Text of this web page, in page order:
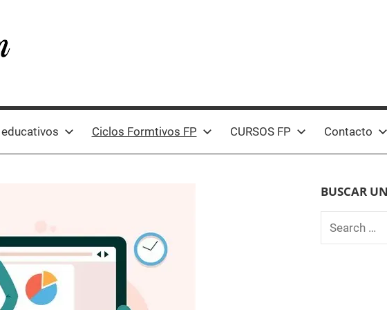
Ciclos Formtivos FP CURSOS FP Contacto
BUSCAR
Search
for: